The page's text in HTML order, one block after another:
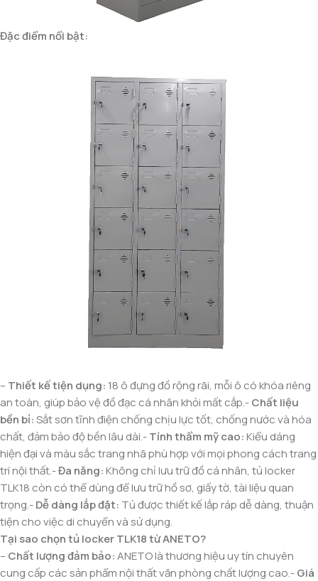
Đặc điểm nổi bật:
–Thiết kế tiện dụng: 18 ô đựng đồ rộng rãi, mỗi ô có khóa riêng
an toàn, giúp bảo vệ đồ đạc cá nhân khỏi mất cắp.-Chất liệu
bền bỉ:Sắt sơn tĩnh điện chống chịu lực tốt, chống nước và hóa
chất, đảm bảo độ bền lâu dài.-Tính thẩm mỹ cao:Kiểu dáng
hiện đại và màu sắc trang nhã phù hợp với mọi phong cách trang
trí nội thất.-Đa năng:Không chỉ lưu trữ đồ cá nhân, tủ locker
TLK18 còn có thể dùng để lưu trữ hồ sơ, giấy tờ, tài liệu quan
trọng.-Dễ dàng lắp đặt: Tủ được thiết kế lắp ráp dễ dàng, thuận
tiện cho việc di chuyển và sử dụng.
Tại sao chọn tủ locker TLK18 từ ANETO?
–Chất lượng đảm bảo:ANETO là thương hiệu uy tín chuyên
cung cấp các sản phẩm nội thất văn phòng chất lượng cao.-Giá